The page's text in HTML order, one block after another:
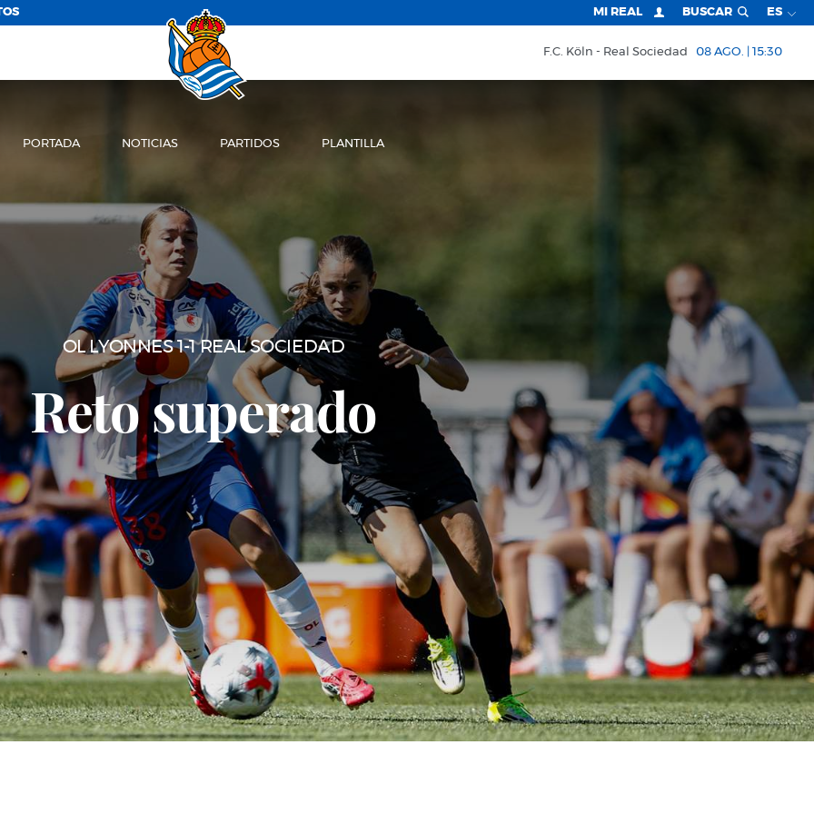
MI REAL BUSCAR ES
F.C. Köln Real Sociedad 08 AGO. | 15:30
PORTADA NOTICIAS PARTIDOS PLANTILLA
OL LYONNAIS - REAL SOCIEDAD (SÁBADO, 11:00)
partido de Champions